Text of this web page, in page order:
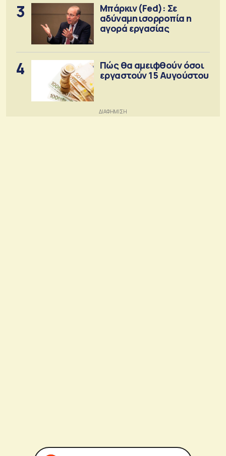
3
Μπάρκιν (Fed): Σε
αδύναμη ισορροπία η
αγορά εργασίας
4
Πώς θα αμειφθούν όσοι
εργαστούν 15 Αυγούστου